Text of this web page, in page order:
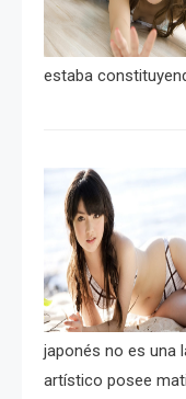
estaba
japonés no es una
artístico posee